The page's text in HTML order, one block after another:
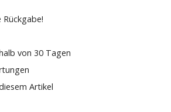
von 30 Tagen
Artikel